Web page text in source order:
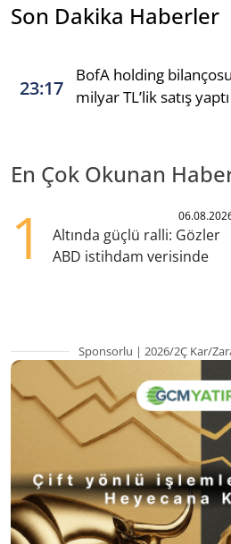
Son Dakika Haberler
23:17
BofA holding
milyar TL’lik satış yaptı
En Çok Okunan
1
Altında güçlü ralli: Gözler
ABD istihdam verisinde
Sponsorlu | 2026/2Ç Kar/